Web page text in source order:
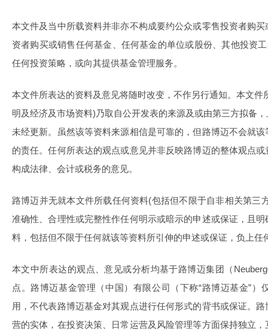
本文件及当中所载资料并非亦不构成要约公众或零售投资者购
资者购买或销售任何基金、任何基金的单位或股份、其他投资
任何投资策略，或向其提供基金管理服务。
本文件所表达的资料及意见将随时改变，不作另行通知。本文
明及经济及市场资料)乃取自公开发表的来源及或由第三方拟备
未经更新。虽然该等资料来源相信是可靠的，但路博迈不会就
的责任。任何所表达的观点或意见并非反映路博迈的整体观点
构成法律、会计或税务的意见。
路博迈并无就本文件所载任何资料(包括但不限于自非相关第三
准确性、合理性或完整性作任何明示或暗示的申述或保证，且
料，包括但不限于任何就该等资料所引伸的申述或保证，负上任
本文中所表达的观点、意见或分析均基于路博迈集团（
点。路博迈基金管理（中国）有限公司（下称“路博迈基金”）
用，不代表路博迈基金对其观点进行任何形式的背书或保证。
营的实体，在投资决策、日常运营及风险管理等方面保持独立